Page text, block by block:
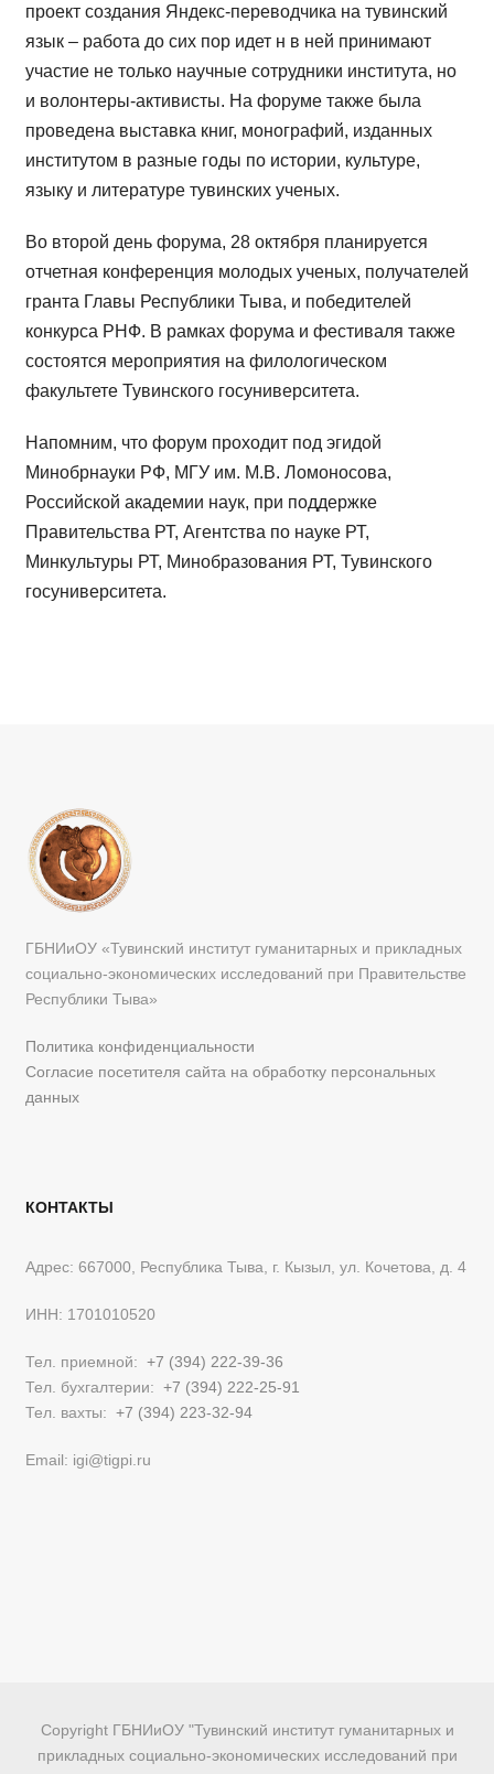
проект создания Яндекс-переводчика на тувинский
язык – работа до сих пор идет н в ней принимают
участие не только научные сотрудники института, но
и волонтеры-активисты. На форуме также была
проведена выставка книг, монографий, изданных
институтом в разные годы по истории, культуре,
языку и литературе тувинских ученых.
Во второй день форума, 28 октября планируется
отчетная конференция молодых ученых, получателей
гранта Главы Республики Тыва, и победителей
конкурса РНФ. В рамках форума и фестиваля также
состоятся мероприятия на филологическом
факультете Тувинского госуниверситета.
Напомним, что форум проходит под эгидой
Минобрнауки РФ, МГУ им. М.В. Ломоносова,
Российской академии наук, при поддержке
Правительства РТ, Агентства по науке РТ,
Минкультуры РТ, Минобразования РТ, Тувинского
госуниверситета.
ГБНИиОУ «Тувинский институт гуманитарных и прикладных
социально-экономических исследований при Правительстве
Республики Тыва»
Политика конфиденциальности
Согласие посетителя сайта на обработку персональных
данных
КОНТАКТЫ
Адрес: 667000, Республика Тыва, г. Кызыл, ул. Кочетова, д. 4
ИНН: 1701010520
Тел. приемной: +7 (394) 222-39-36
Тел. бухгалтерии: +7 (394) 222-25-91
Тел. вахты: +7 (394) 223-32-94
Email: igi@tigpi.ru
Copyright ГБНИиОУ "Тувинский институт гуманитарных и
прикладных социально-экономических исследований при